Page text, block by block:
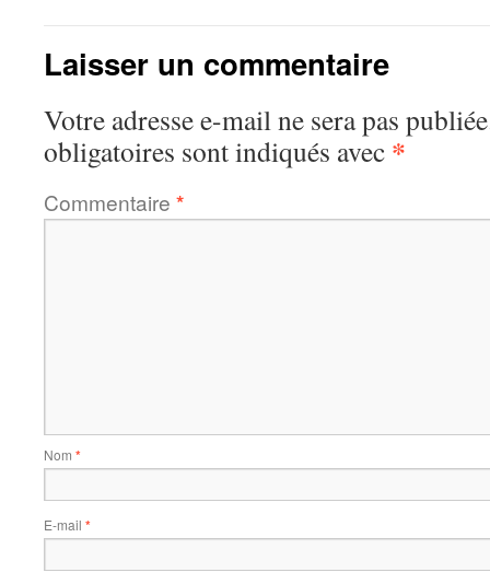
Laisser un commentaire
Votre adresse e-mail ne sera pas
obligatoires sont indiqués avec *
Commentaire *
Nom *
E-mail *